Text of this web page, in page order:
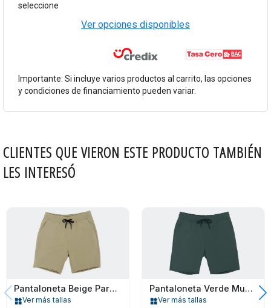
seleccione
Ver opciones disponibles
Importante: Si incluye varios productos al carrito, las opciones
y condiciones de financiamiento pueden variar.
CLIENTES QUE VIERON ESTE PRODUCTO TAMBIÉN
LES INTERESÓ
Pantaloneta Beige Para Caballero
widgetsVer más tallas
Pantaloneta Verde Musgo Para Caballero
widgetsVer más tallas